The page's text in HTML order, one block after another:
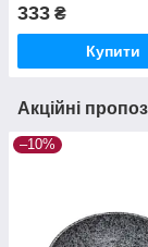
333 ₴
Купити
Акційні
–10%